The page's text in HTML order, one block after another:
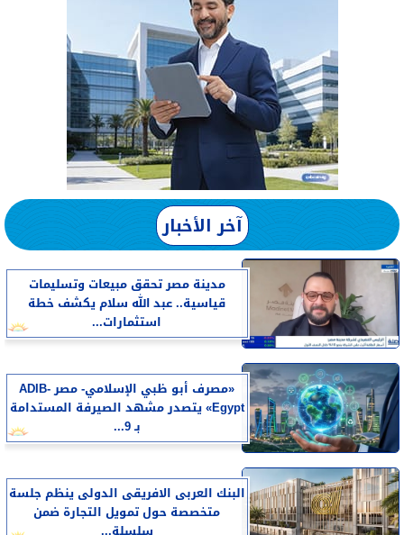
آخر الأخبار
مدينة مصر تحقق مبيعات وتسليمات
قياسية.. عبد الله سلام يكشف خطة
استثمارات...
«مصرف أبو ظبي الإسلامي- مصر ADIB-
Egypt» يتصدر مشهد الصيرفة المستدامة
بـ 9...
البنك العربى الافريقى الدولى ينظم جلسة
متخصصة حول تمويل التجارة ضمن